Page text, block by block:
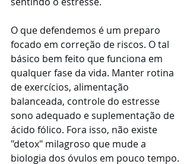
O que defendemos é um preparo
focado em correção de riscos. O tal
básico bem feito que funciona em
qualquer fase da vida. Manter rotina
de exercícios, alimentação
balanceada, controle do estresse
sono adequado e suplementação de
ácido fólico. Fora isso, não existe
"detox" milagroso que mude a
biologia dos óvulos em pouco tempo.